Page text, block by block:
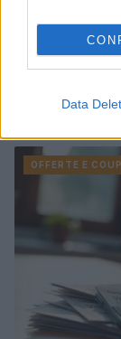
Data
e punti per
OFFERTE E